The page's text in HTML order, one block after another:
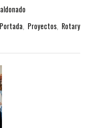
, Proyectos, Rotary